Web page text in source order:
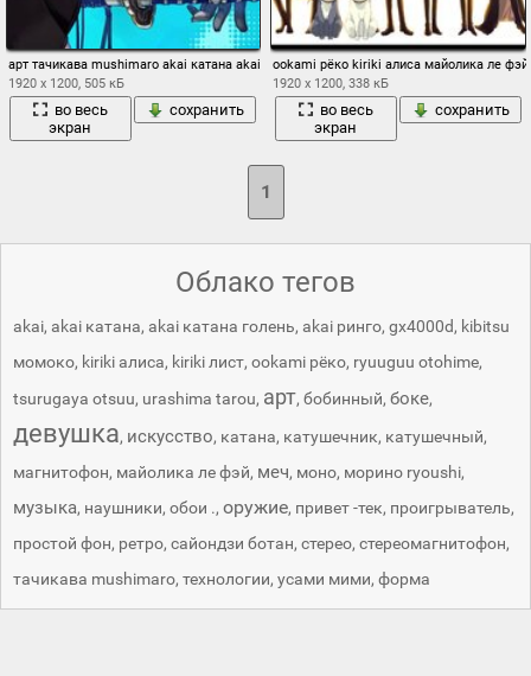
арт тачикава mushimaro akai катана akai катана голень девушка катана меч
1920 x 1200, 505 кБ
во весь
экран
сохранить
ookami рёко kiriki алиса майолика ле
1920 x 1200, 338 кБ
во весь
экран
сохранить
1
Облако тегов
akai, akai катана, akai катана голень, akai ринго, gx4000d, kibitsu
момоко, kiriki алиса, kiriki лист, ookami рёко, ryuuguu otohime,
tsurugaya otsuu, urashima tarou, арт, бобинный, боке,
девушка, искусство, катана, катушечник, катушечный,
магнитофон, майолика ле фэй, меч, моно, морино ryoushi,
музыка, наушники, обои ., оружие, привет -тек, проигрыватель,
простой фон, ретро, сайондзи ботан, стерео, стереомагнитофон,
тачикава mushimaro, технологии, усами мими, форма